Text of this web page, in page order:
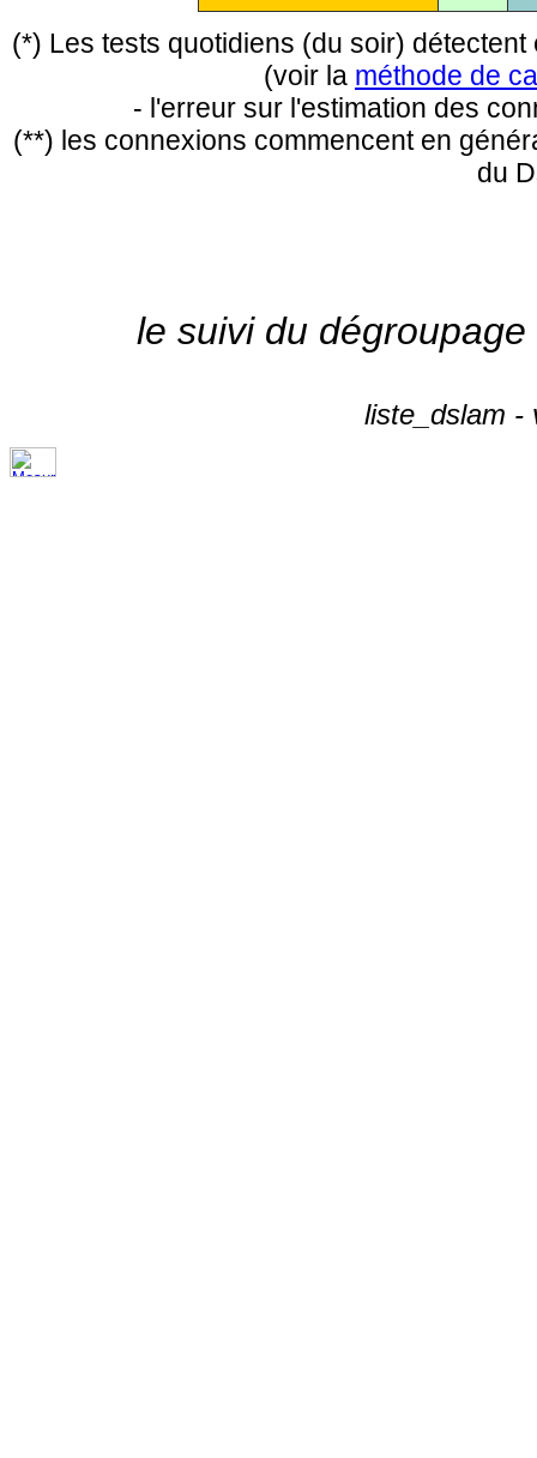
(*) Les tests quotidiens (du soir)
(voir la méthode de
- l'erreur sur l'estimation des
(**) les connexions commencent en
du
le suivi du
liste_dslam -